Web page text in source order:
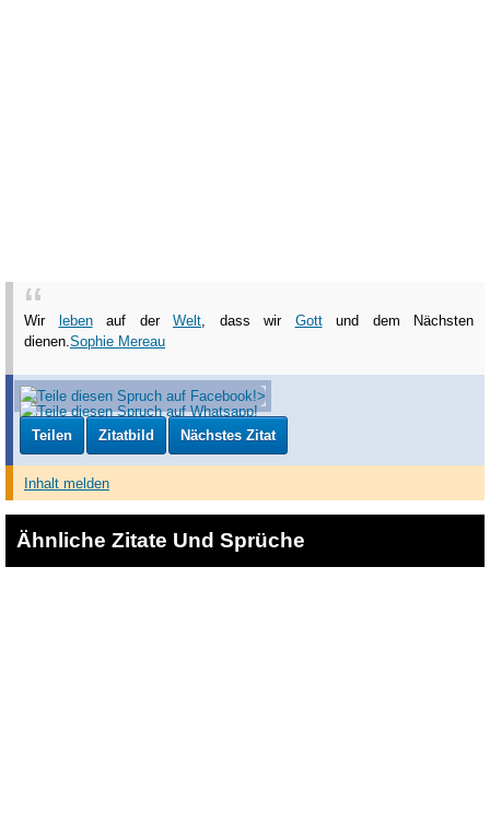
Wir lebenauf der Welt, dass wir Gottund dem Nächsten
dienen.Sophie Mereau
Teilen Zitatbild Nächstes Zitat
Inhalt melden
Ähnliche Zitate Und Sprüche